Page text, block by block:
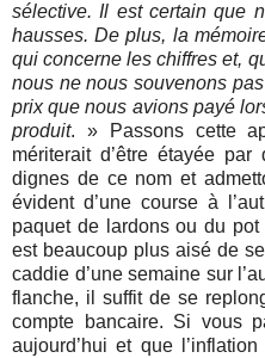
sélective. Il est certain que
hausses. De plus, la
qui concerne les chiffres et,
nous ne nous souvenons
prix que nous avions payé
produit. » Passons cette
mériterait d’être étayée
dignes de ce nom et
évident d’une course à
paquet de lardons ou du
est beaucoup plus aisé de
caddie d’une semaine sur
flanche, il suffit de se
compte bancaire. Si vous
aujourd’hui et que